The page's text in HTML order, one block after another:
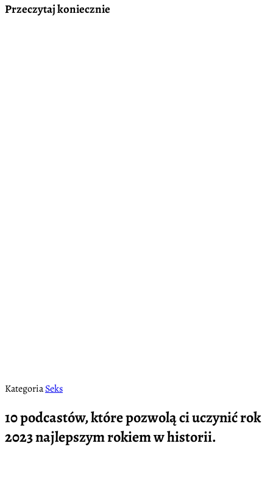
Przeczytaj koniecznie
KategoriaSeks
10 podcastów, które pozwolą ci uczynić rok
2023 najlepszym rokiem w historii.